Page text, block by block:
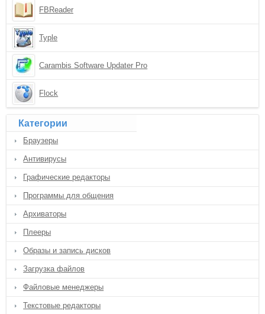
FBReader
Typle
Carambis Software Updater Pro
Flock
Категории
Браузеры
Антивирусы
Графические редакторы
Программы для общения
Архиваторы
Плееры
Образы и запись дисков
Загрузка файлов
Файловые менеджеры
Текстовые редакторы